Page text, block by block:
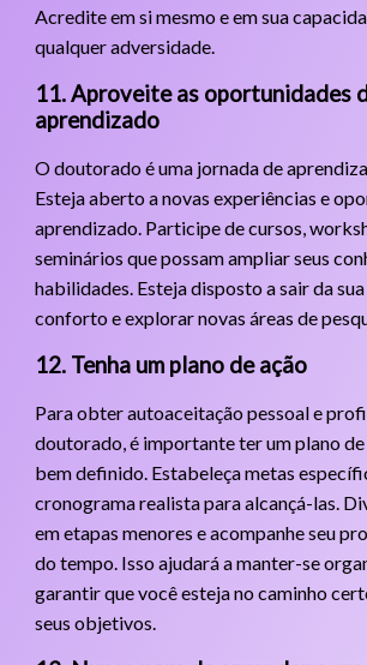
Acredite em si mesmo e em sua
qualquer adversidade.
11. Aproveite as oportunidades
aprendizado
O doutorado é uma jornada de
Esteja aberto a novas experiências e
aprendizado. Participe de cursos,
seminários que possam ampliar seus
habilidades. Esteja disposto a sair da
conforto e explorar novas áreas de
12. Tenha um plano de ação
Para obter autoaceitação pessoal e
doutorado, é importante ter um plano de
bem definido. Estabeleça metas
cronograma realista para alcançá-las.
em etapas menores e acompanhe seu
do tempo. Isso ajudará a manter-se
garantir que você esteja no caminho
seus objetivos.